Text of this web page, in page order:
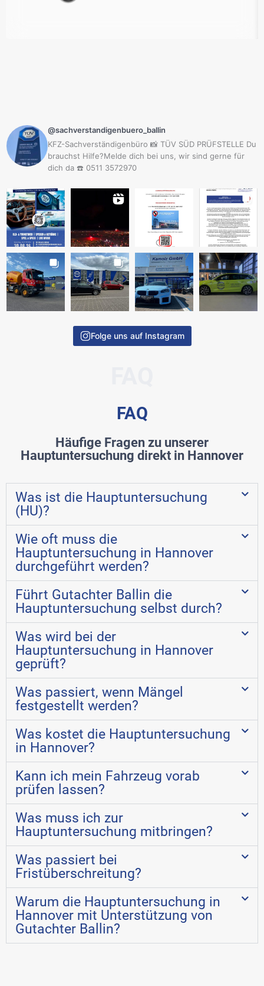
@sachverstandigenbuero_ballin
KFZ-Sachverständigenbüro 📸 TÜV SÜD PRÜFSTELLE Du
brauchst Hilfe?Melde dich bei uns, wir sind gerne für
dich da ☎️ 0511 3572970
Folge uns auf Instagram
FAQ
Häufige Fragen zu unserer
Hauptuntersuchung direkt in Hannover
Was ist die Hauptuntersuchung
(HU)?
Wie oft muss die
Hauptuntersuchung in Hannover
durchgeführt werden?
Führt Gutachter Ballin die
Hauptuntersuchung selbst durch?
Was wird bei der
Hauptuntersuchung in Hannover
geprüft?
Was passiert, wenn Mängel
festgestellt werden?
Was kostet die Hauptuntersuchung
in Hannover?
Kann ich mein Fahrzeug vorab
prüfen lassen?
Was muss ich zur
Hauptuntersuchung mitbringen?
Was passiert bei
Fristüberschreitung?
Warum die Hauptuntersuchung in
Hannover mit Unterstützung von
Gutachter Ballin?